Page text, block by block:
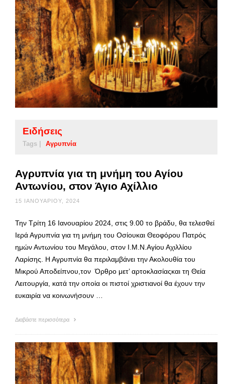
Ειδήσεις
Tags | Αγρυπνία
Αγρυπνία για τη μνήμη του Αγίου
Αντωνίου, στον Άγιο Αχίλλιο
15 ΙΑΝΟΥΑΡΊΟΥ, 2024
Την Τρίτη 16 Ιανουαρίου 2024, στις 9.00 το βράδυ, θα τελεσθεί
Ιερά Αγρυπνία για τη μνήμη του Οσίουκαι Θεοφόρου Πατρός
ημών Αντωνίου του Μεγάλου, στον Ι.Μ.Ν.Αγίου Αχιλλίου
Λαρίσης. Η Αγρυπνία θα περιλαμβάνει την Ακολουθία του
Μικρού Αποδείπνου,τον Όρθρο μετ’ αρτοκλασίαςκαι τη Θεία
Λειτουργία, κατά την οποία οι πιστοί χριστιανοί θα έχουν την
ευκαιρία να κοινωνήσουν …
Διαβάστε περισσότερα